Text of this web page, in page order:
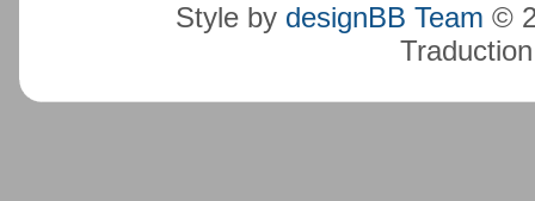
Style by designBB Team ©